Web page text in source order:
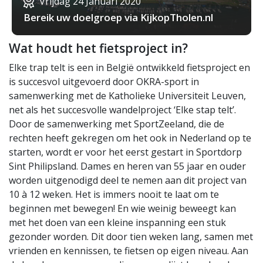
Bereik uw doelgroep via KijkopTholen.nl
Wat houdt het fietsproject in?
Elke trap telt is een in België ontwikkeld fietsproject en
is succesvol uitgevoerd door OKRA-sport in
samenwerking met de Katholieke Universiteit Leuven,
net als het succesvolle wandelproject ‘Elke stap telt’.
Door de samenwerking met SportZeeland, die de
rechten heeft gekregen om het ook in Nederland op te
starten, wordt er voor het eerst gestart in Sportdorp
Sint Philipsland. Dames en heren van 55 jaar en ouder
worden uitgenodigd deel te nemen aan dit project van
10 à 12 weken. Het is immers nooit te laat om te
beginnen met bewegen! En wie weinig beweegt kan
met het doen van een kleine inspanning een stuk
gezonder worden. Dit door tien weken lang, samen met
vrienden en kennissen, te fietsen op eigen niveau. Aan